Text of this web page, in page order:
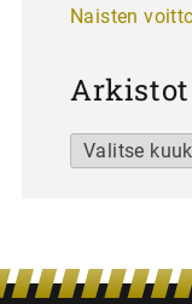
Naisten
Arkistot
Arkistot